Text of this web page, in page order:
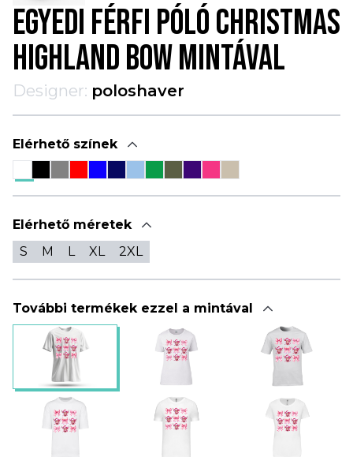
EGYEDI FÉRFI PÓLÓ CHRISTMAS
HIGHLAND BOW MINTÁVAL
Designer: poloshaver
Elérhető színek
Elérhető méretek
S
M L XL 2XL
További termékek ezzel a mintával